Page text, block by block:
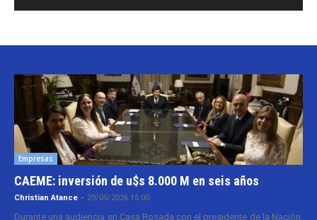
Empresas
CAEME: inversión de u$s 8.000 M en seis años
Christian Atance - 29/05/2026 15:00
Durante una audiencia en Casa Rosada con el presidente de la Nación,